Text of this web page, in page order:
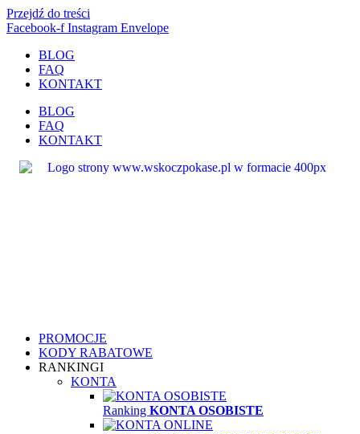
Przejdź do treści
Facebook-f Instagram Envelope
BLOG
FAQ
KONTAKT
BLOG
FAQ
KONTAKT
PROMOCJE
KODY RABATOWE
RANKINGI
KONTA
Ranking KONTA OSOBISTE